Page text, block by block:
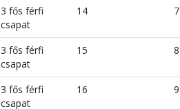
3 fős férfi
csapat
14 7
3 fős férfi
csapat
15 8
3 fős férfi
csapat
16 9